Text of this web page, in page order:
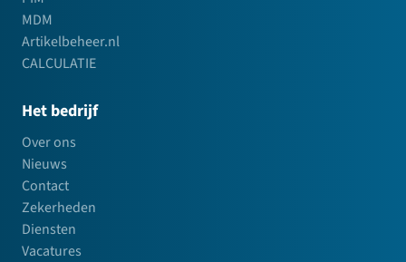
MDM
Artikelbeheer.nl
CALCULATIE
Het bedrijf
Over ons
Nieuws
Contact
Zekerheden
Diensten
Vacatures